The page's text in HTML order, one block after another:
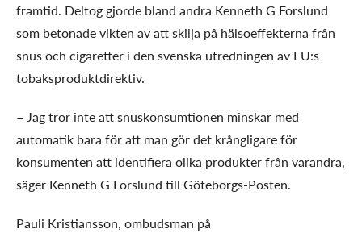
framtid. Deltog gjorde bland andra Kenneth G Forslund
som betonade vikten av att skilja på hälsoeffekterna från
snus och cigaretter i den svenska utredningen av EU:s
tobaksproduktdirektiv.
– Jag tror inte att snuskonsumtionen minskar med
automatik bara för att man gör det krångligare för
konsumenten att identifiera olika produkter från varandra,
säger Kenneth G Forslund till Göteborgs-Posten.
Pauli Kristiansson, ombudsman på